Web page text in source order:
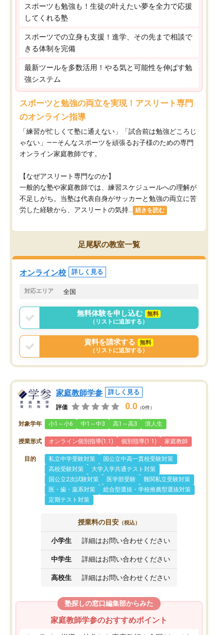
スポーツも勉強も！生徒の叶えたい夢を全力で応援
してくれる塾
スポーツでの立身も支援！進学、その先まで相談で
きる体制を完備
最新ツールを多数活用！やる気と可能性を伸ばす勉
強システム
スポーツと勉強の両立を実現！アスリート専門
のオンライン指導
「練習が忙しくて塾に通えない」「試合前は勉強どころじ
ゃない」——そんなスポーツを頑張るお子様のための専門
オンライン家庭教師です。
【なぜアスリート専門なのか】
一般的な塾や家庭教師では、練習スケジュールへの理解が
不足しがち。当塾は代表自身がサッカーと勉強の両立に苦
労した経験から、アスリートの気持...
続きを読む
足尾駅の教室一覧
オンライン校 詳しく見る
対応エリア 全国
無料体験を申し込む
無料
（リストに追加する）
資料を請求する
無料
（リストに追加する）
家庭教師学参 詳しく見る
評価 0.0 （0件）
対象学年 小1～小6 中1～中3 高1～高3 浪人生
授業形式 オンライン個別指導(1:1) 個別指導(1:1) 家庭教師
目的 私立中学受験対策
国公立中高一貫校受験対策
高校受験対策
大学入学共通テスト対策
国公立2次試験対策
医学部受験
難関私立受験対策
医・歯・薬系対策
総合型選抜・学校推薦型選抜対策
定期テスト対策
授業料の目安 （税込）
小学生 詳細はお問い合わせください
中学生 詳細はお問い合わせください
高校生 詳細はお問い合わせください
塾探しの窓口編集部からみた
家庭教師学参のおすすめポイント